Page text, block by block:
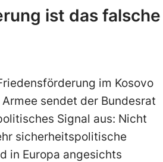
ist das falsche
im Kosovo
sendet der Bundesrat
Signal aus: Nicht
sicherheitspolitische
in Europa angesichts